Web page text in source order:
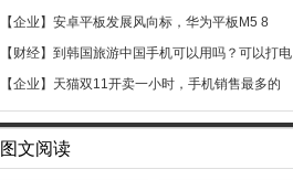
【企业】 安卓平板发展风向标，华为平板M5 8
【财经】 到韩国旅游中国手机可以用吗？可以打电
【企业】 天猫双11开卖一小时，手机销售最多的
图文阅读